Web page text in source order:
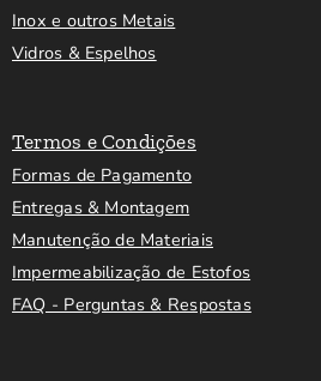
Inox e outros Metais
Vidros & Espelhos
Termos e Condições
Formas de Pagamento
Entregas & Montagem
Manutenção de Materiais
Impermeabilização de Estofos
FAQ - Perguntas & Respostas